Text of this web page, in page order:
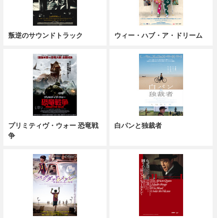
叛逆のサウンドトラック ウィー・ハブ・ア・ドリーム
プリミティヴ・ウォー 恐竜戦
争
白パンと独裁者